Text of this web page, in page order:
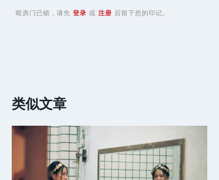
暗房门已锁，请先 登录 或 注册 后留下您的印记。
类似文章